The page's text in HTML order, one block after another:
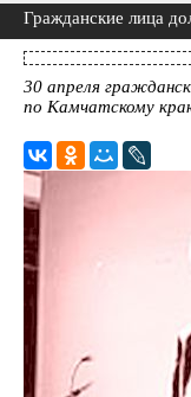
Гражданские лица
30 апреля
по Камчатскому